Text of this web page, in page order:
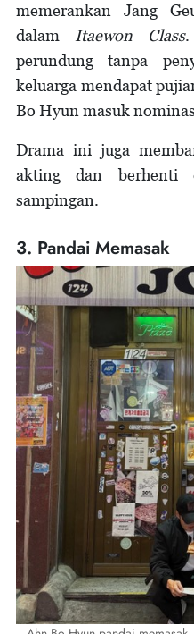
memerankan Jang
dalam Itaewon Class.
perundung tanpa
keluarga mendapat
Bo Hyun masuk
Drama ini juga
akting dan berhenti
sampingan.
3. Pandai Memasak